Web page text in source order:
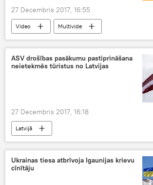
27 Decembris 2017, 16:55
Video Multivide
ASV drošības pasākumu pastiprināšana
neietekmēs tūristus no Latvijas
27 Decembris 2017, 16:18
Latvijā
Ukrainas tiesa atbrīvoja Igaunijas krievu
cīnītāju